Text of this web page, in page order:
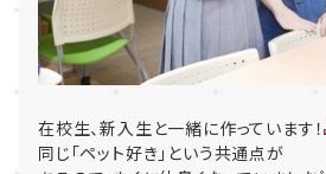
在校生、新入生と一緒に作っています！
同じ「ペット好き」という共通点が